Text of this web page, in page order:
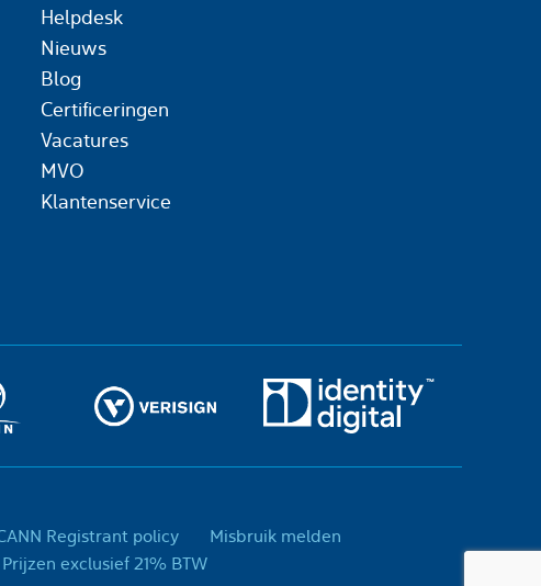
Helpdesk
Nieuws
Blog
Certificeringen
Vacatures
MVO
Klantenservice
Registrant policy
Misbruik melden
© 2001-2026 InternetToday, is een handelsnaam van Today Concepts B.V. - Prijzen exclusief 21% BTW